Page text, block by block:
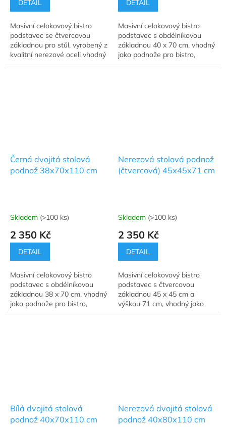
DETAIL
Masivní celokovový bistro
podstavec se čtvercovou
základnou pro stůl, vyrobený z
kvalitní nerezové oceli vhodný
jako podnože pro bistro,
DETAIL
Masivní celokovový bistro
podstavec s obdélníkovou
základnou 40 x 70 cm, vhodný
jako podnože pro bistro,
restaurační stolky a jídelní
Černá dvojitá stolová
podnož 38x70x110 cm
Skladem (>100 ks)
2 350 Kč
DETAIL
Masivní celokovový bistro
podstavec s obdélníkovou
základnou 38 x 70 cm, vhodný
jako podnože pro bistro,
restaurační stolky a jídelní
Nerezová stolová podnož
(čtvercová) 45x45x71 cm
Skladem (>100 ks)
2 350 Kč
DETAIL
Masivní celokovový bistro
podstavec s čtvercovou
základnou 45 x 45 cm a
výškou 71 cm, vhodný jako
podnože pro bistro,
Bílá dvojitá stolová
podnož 40x70x110 cm
Nerezová dvojitá stolová
podnož 40x80x110 cm